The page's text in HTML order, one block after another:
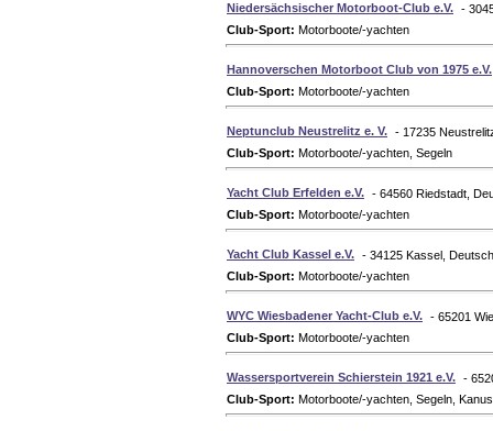
Niedersächsischer Motorboot-Club e.V. -
Club-Sport: Motorboote/-yachten
Hannoverschen Motorboot Club von 1975 e.V.
Club-Sport: Motorboote/-yachten
Neptunclub Neustrelitz e. V. - 17235
Club-Sport: Motorboote/-yachten, Segeln
Yacht Club Erfelden e.V. - 64560 Riedstadt,
Club-Sport: Motorboote/-yachten
Yacht Club Kassel e.V. - 34125 Kassel,
Club-Sport: Motorboote/-yachten
WYC Wiesbadener Yacht-Club e.V. - 65201
Club-Sport: Motorboote/-yachten
Wassersportverein Schierstein 1921 e.V. -
Club-Sport: Motorboote/-yachten, Segeln,